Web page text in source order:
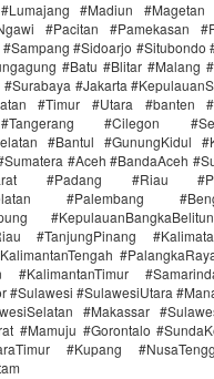
#Madiun #Magetan
#Pacitan #Pamekasan
#Sidoarjo #Situbondo
#Batu #Blitar #Malang
#Jakarta
#Timur #Utara #banten
#Cilegon
#Bantul #GunungKidul
#Aceh #BandaAceh
#Padang #Riau
#Palembang
#TanjungPinang
#KalimantanTimur
#Sulawesi #SulawesiUtara
#Makassar
#Mamuju #Gorontalo
#Kupang